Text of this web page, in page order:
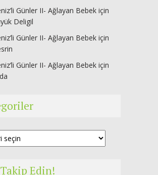
Günler II- Ağlayan Bebek için
Deligil
Günler II- Ağlayan Bebek için
Günler II- Ağlayan Bebek için
Edin!